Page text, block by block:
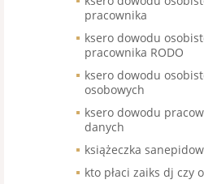
pracownika
ksero dowodu
pracownika RODO
ksero dowodu
osobowych
ksero dowodu
danych
książeczka
kto płaci zaiks dj czy